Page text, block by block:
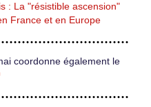
: La "résistible ascension"
France et en Europe
coordonne également le